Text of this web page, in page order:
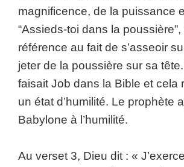
magnificence, de la puissance
“Assieds-toi dans la
référence au fait de s’asseoir
jeter de la poussière sur sa
faisait Job dans la Bible et cela
un état d’humilité. Le prophète
Babylone à l’humilité.
Au verset 3, Dieu dit : «